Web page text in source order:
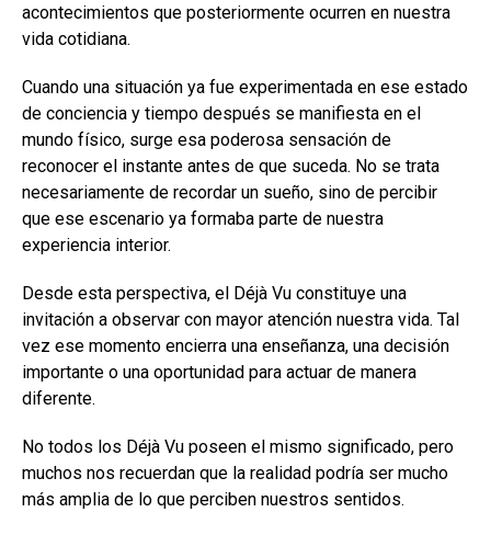
acontecimientos que posteriormente ocurren en nuestra
vida cotidiana.
Cuando una situación ya fue experimentada en ese estado
de conciencia y tiempo después se manifiesta en el
mundo físico, surge esa poderosa sensación de
reconocer el instante antes de que suceda. No se trata
necesariamente de recordar un sueño, sino de percibir
que ese escenario ya formaba parte de nuestra
experiencia interior.
Desde esta perspectiva, el Déjà Vu constituye una
invitación a observar con mayor atención nuestra vida. Tal
vez ese momento encierra una enseñanza, una decisión
importante o una oportunidad para actuar de manera
diferente.
No todos los Déjà Vu poseen el mismo significado, pero
muchos nos recuerdan que la realidad podría ser mucho
más amplia de lo que perciben nuestros sentidos.